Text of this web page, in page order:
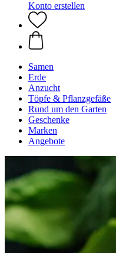
Konto erstellen
Samen
Erde
Anzucht
Töpfe & Pflanzgefäße
Rund um den Garten
Geschenke
Marken
Angebote